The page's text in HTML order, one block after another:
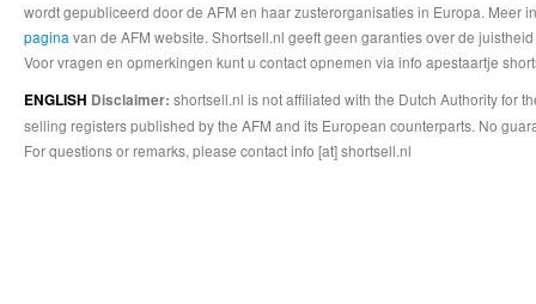
wordt gepubliceerd door de AFM en haar zusterorganisaties in Europa.
pagina van de AFM website. Shortsell.nl geeft geen garanties over de
Voor vragen en opmerkingen kunt u contact opnemen via info apestaartje
ENGLISH Disclaimer: shortsell.nl is not affiliated with the Dutch Authority for
selling registers published by the AFM and its European counterparts. No
For questions or remarks, please contact info [at] shortsell.nl